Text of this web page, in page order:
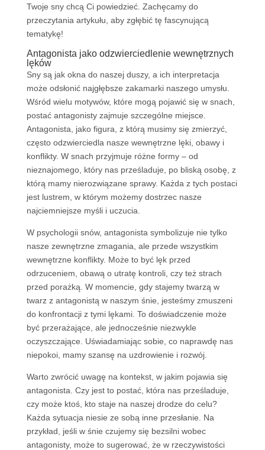
Twoje sny chcą Ci powiedzieć. Zachęcamy do
przeczytania artykułu, aby zgłębić tę fascynującą
tematykę!
Antagonista jako odzwierciedlenie wewnętrznych
lęków
Sny są jak okna do naszej duszy, a ich interpretacja
może odsłonić najgłębsze zakamarki naszego umysłu.
Wśród wielu motywów, które mogą pojawić się w snach,
postać antagonisty zajmuje szczególne miejsce.
Antagonista, jako figura, z którą musimy się zmierzyć,
często odzwierciedla nasze wewnętrzne lęki, obawy i
konflikty. W snach przyjmuje różne formy – od
nieznajomego, który nas prześladuje, po bliską osobę, z
którą mamy nierozwiązane sprawy. Każda z tych postaci
jest lustrem, w którym możemy dostrzec nasze
najciemniejsze myśli i uczucia.
W psychologii snów, antagonista symbolizuje nie tylko
nasze zewnętrzne zmagania, ale przede wszystkim
wewnętrzne konflikty. Może to być lęk przed
odrzuceniem, obawą o utratę kontroli, czy też strach
przed porażką. W momencie, gdy stajemy twarzą w
twarz z antagonistą w naszym śnie, jesteśmy zmuszeni
do konfrontacji z tymi lękami. To doświadczenie może
być przerażające, ale jednocześnie niezwykle
oczyszczające. Uświadamiając sobie, co naprawdę nas
niepokoi, mamy szansę na uzdrowienie i rozwój.
Warto zwrócić uwagę na kontekst, w jakim pojawia się
antagonista. Czy jest to postać, która nas prześladuje,
czy może ktoś, kto staje na naszej drodze do celu?
Każda sytuacja niesie ze sobą inne przesłanie. Na
przykład, jeśli w śnie czujemy się bezsilni wobec
antagonisty, może to sugerować, że w rzeczywistości